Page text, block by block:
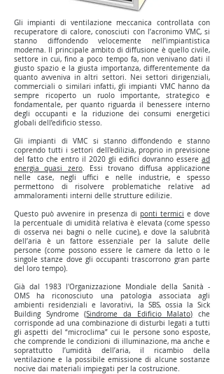
Gli impianti di ventilazione meccanica controllata con
recuperatore di calore, conosciuti con l’acronimo VMC, si
stanno diffondendo velocemente nell’impiantistica
moderna. Il principale ambito di diffusione è quello civile,
settore in cui, fino a poco tempo fa, non venivano dati il
giusto spazio e la giusta importanza, differentemente da
quanto avveniva in altri settori. Nei settori dirigenziali,
commerciali o similari infatti, gli impianti VMC hanno da
sempre ricoperto un ruolo importante, strategico e
fondamentale, per quanto riguarda il benessere interno
degli occupanti e la riduzione dei consumi energetici
globali dell’edificio stesso.
Gli impianti di VMC si stanno diffondendo e stanno
coprendo tutti i settori dell'edilizia, proprio in previsione
del fatto che entro il 2020 gli edifici dovranno essere ad
energia quasi zero. Essi trovano diffusa applicazione
nelle case, negli uffici e nelle industrie, e spesso
permettono di risolvere problematiche relative ad
ammaloramenti interni delle strutture edilizie.
Questo può avvenire in presenza di ponti termici e dove
la percentuale di umidità relativa è elevata (come spesso
di osserva nei bagni o nelle cucine), e dove la salubrità
dell’aria è un fattore essenziale per la salute delle
persone (come possono essere le camere da letto o le
singole stanze dove gli occupanti trascorrono gran parte
del loro tempo).
Già dal 1983 l'Organizzazione Mondiale della Sanità -
OMS ha riconosciuto una patologia associata agli
ambienti residenziali e lavorativi, la SBS, ossia la Sick
Building Syndrome (Sindrome da Edificio Malato) che
corrisponde ad una combinazione di disturbi legati a tutti
gli aspetti del “microclima” cui le persone sono esposte,
che comprende le condizioni di illuminazione, ma anche e
soprattutto l’umidità dell’aria, il ricambio della
ventilazione e la possibile emissione di alcune sostanze
nocive dai materiali impiegati per la costruzione.